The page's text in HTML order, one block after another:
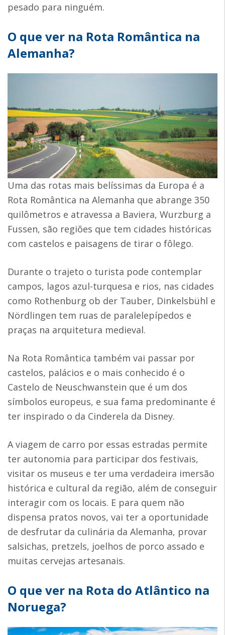
pesado para ninguém.
O que ver na Rota Romântica na
Alemanha?
Uma das rotas mais belíssimas da Europa é a
Rota Romântica na Alemanha que abrange 350
quilômetros e atravessa a Baviera, Wurzburg a
Fussen, são regiões que tem cidades históricas
com castelos e paisagens de tirar o fôlego.
Durante o trajeto o turista pode contemplar
campos, lagos azul-turquesa e rios, nas cidades
como Rothenburg ob der Tauber, Dinkelsbühl e
Nördlingen tem ruas de paralelepípedos e
praças na arquitetura medieval.
Na Rota Romântica também vai passar por
castelos, palácios e o mais conhecido é o
Castelo de Neuschwanstein que é um dos
símbolos europeus, e sua fama predominante é
ter inspirado o da Cinderela da Disney.
A viagem de carro por essas estradas permite
ter autonomia para participar dos festivais,
visitar os museus e ter uma verdadeira imersão
histórica e cultural da região, além de conseguir
interagir com os locais. E para quem não
dispensa pratos novos, vai ter a oportunidade
de desfrutar da culinária da Alemanha, provar
salsichas, pretzels, joelhos de porco assado e
muitas cervejas artesanais.
O que ver na Rota do Atlântico na
Noruega?